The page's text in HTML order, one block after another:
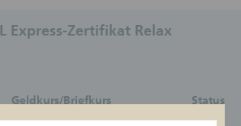
Express-Zertifikat Relax
Geldkurs/Briefkurs
1.071,20 EUR / 1.081,20 EUR
Status
aktiv